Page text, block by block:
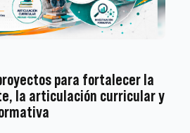
para fortalecer la
la articulación curricular y